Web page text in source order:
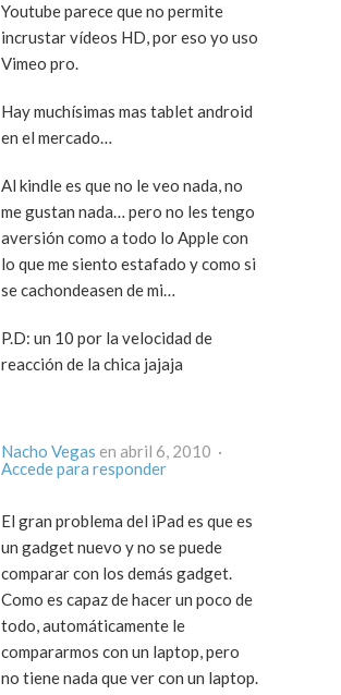
Youtube parece que no permite
incrustar vídeos HD, por eso yo uso
Vimeo pro.
Hay muchísimas mas tablet android
en el mercado…
Al kindle es que no le veo nada, no
me gustan nada… pero no les tengo
aversión como a todo lo Apple con
lo que me siento estafado y como si
se cachondeasen de mi…
P.D: un 10 por la velocidad de
reacción de la chica jajaja
Nacho Vegas
en abril 6, 2010 ·
Accede para responder
El gran problema del iPad es que es
un gadget nuevo y no se puede
comparar con los demás gadget.
Como es capaz de hacer un poco de
todo, automáticamente le
compararmos con un laptop, pero
no tiene nada que ver con un laptop.